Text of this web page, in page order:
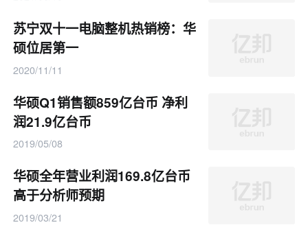
苏宁双十一电脑整机热销榜：华
硕位居第一
2020/11/11
华硕Q1销售额859亿台币 净利
润21.9亿台币
2019/05/08
华硕全年营业利润169.8亿台币
高于分析师预期
2019/03/21